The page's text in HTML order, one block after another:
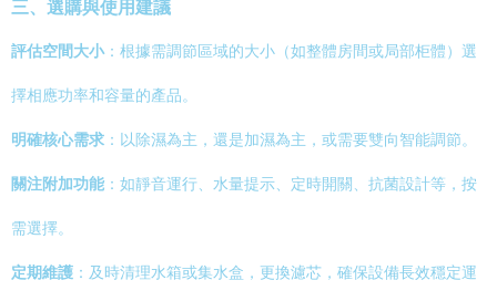
三、選購與使用建議
評估空間大小：根據需調節區域的大小（如整體房間或局部柜體）選
擇相應功率和容量的產品。
明確核心需求 ：以除濕為主，還是加濕為主，或需要雙向智能調節。
關注附加功能 ：如靜音運行、水量提示、定時開關、抗菌設計等，按
需選擇。
定期維護 ：及時清理水箱或集水盒，更換濾芯，確保設備長效穩定運